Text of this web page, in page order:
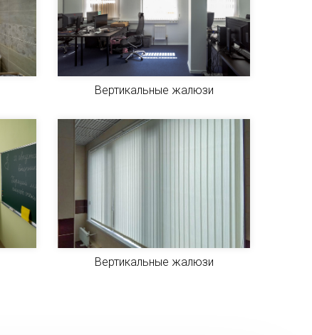
Вертикальные жалюзи
Вертикальные жалюзи